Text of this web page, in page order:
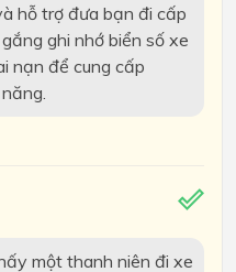
hỗ trợ đưa bạn đi cấp
ghi nhớ biển số xe
nạn để cung cấp
một thanh niên đi xe